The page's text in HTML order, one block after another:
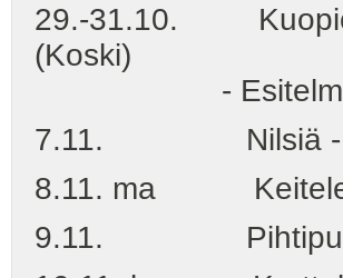
29.-31.10. Kuopion
(Koski)
- Esitelmä
7.11. Nilsiä -
8.11. ma Keitele,
9.11. Pihtipudas,